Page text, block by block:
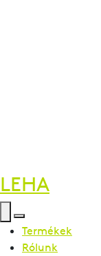
LEHA
Termékek
Rólunk